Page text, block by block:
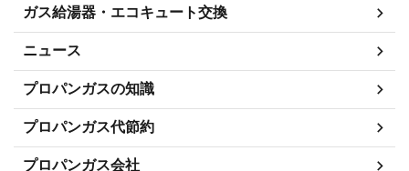
ガス給湯器・エコキュート交換
ニュース
プロパンガスの知識
プロパンガス代節約
プロパンガス会社